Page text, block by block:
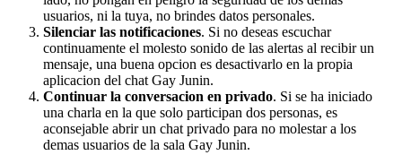
usuarios, ni la tuya, no brindes datos personales.
Silenciar las notificaciones. Si no deseas escuchar
continuamente el molesto sonido de las alertas al recibir un
mensaje, una buena opcion es desactivarlo en la propia
aplicacion del chat Gay Junin.
Continuar la conversacion en privado. Si se ha iniciado
una charla en la que solo participan dos personas, es
aconsejable abrir un chat privado para no molestar a los
demas usuarios de la sala Gay Junin.